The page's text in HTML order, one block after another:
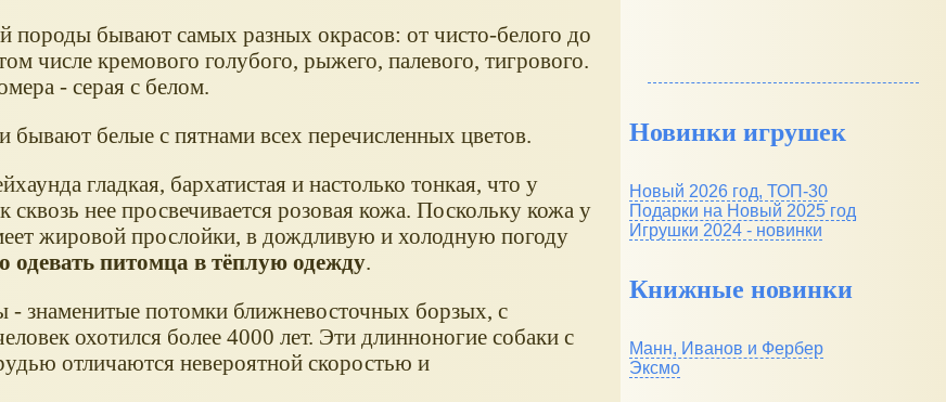
породы бывают самых разных окрасов: от чисто-белого до
числе кремового голубого, рыжего, палевого, тигрового.
- серая с белом.
бывают белые с пятнами всех перечисленных цветов.
гладкая, бархатистая и настолько тонкая, что у
сквозь нее просвечивается розовая кожа. Поскольку кожа у
жировой прослойки, в дождливую и холодную погоду
одевать питомца в тёплую одежду.
- знаменитые потомки ближневосточных борзых, с
охотился более 4000 лет. Эти длинноногие собаки с
отличаются невероятной скоростью и
Новинки игрушек
Новый 2026 год, ТОП-30
Подарки на Новый 2025 год
Игрушки 2024 - новинки
Книжные новинки
Манн, Иванов и Фербер
Эксмо